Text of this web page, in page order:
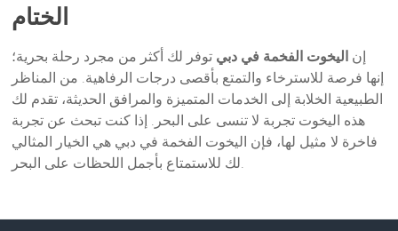
الختام
إن اليخوت الفخمة في دبي توفر لك أكثر من مجرد رحلة بحرية؛
إنها فرصة للاسترخاء والتمتع بأقصى درجات الرفاهية. من المناظر
الطبيعية الخلابة إلى الخدمات المتميزة والمرافق الحديثة، تقدم لك
هذه اليخوت تجربة لا تنسى على البحر. إذا كنت تبحث عن تجربة
فاخرة لا مثيل لها، فإن اليخوت الفخمة في دبي هي الخيار المثالي
لك للاستمتاع بأجمل اللحظات على البحر.